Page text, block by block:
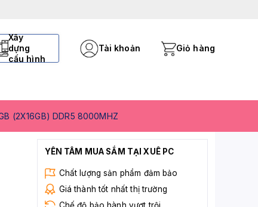
Xây
dựng
cấu hình
Tài khoản Giỏ hàng
(2X16GB) DDR5 8000MHZ
YÊN TÂM MUA SẮM TẠI XUÊ PC
Chất lượng sản phẩm đảm bảo
Giá thành tốt nhất thị trường